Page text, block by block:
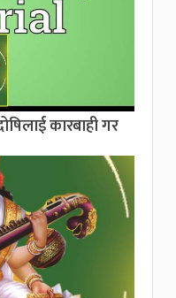
कारबाही गर